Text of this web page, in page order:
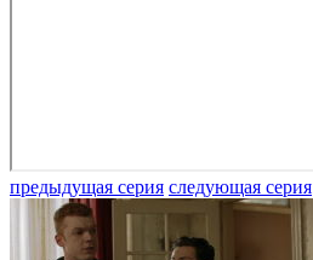
предыдущая серия следующая серия